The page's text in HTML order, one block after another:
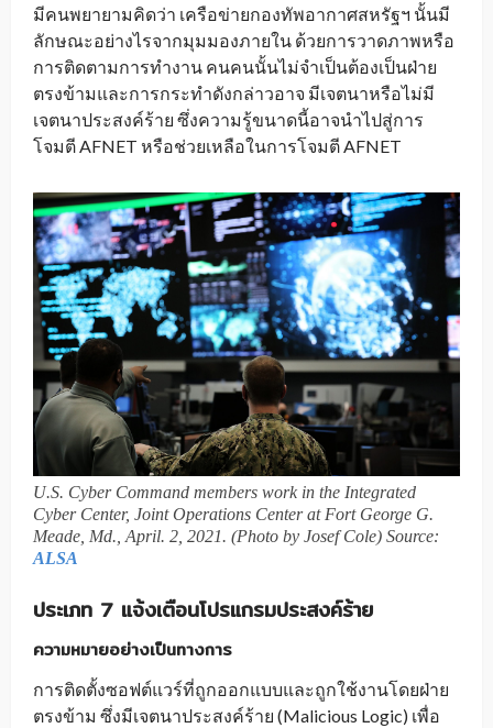
มีคนพยายามคิดว่า เครือข่ายกองทัพอากาศสหรัฐฯ นั้นมี
ลักษณะอย่างไรจากมุมมองภายใน ด้วยการวาดภาพหรือ
การติดตามการทำงาน คนคนนั้นไม่จำเป็นต้องเป็นฝ่าย
ตรงข้ามและการกระทำดังกล่าวอาจ มีเจตนาหรือไม่มี
เจตนาประสงค์ร้าย ซึ่งความรู้ขนาดนี้อาจนำไปสู่การ
โจมตี AFNET หรือช่วยเหลือในการโจมตี AFNET
U.S. Cyber Command members work in the Integrated
Cyber Center, Joint Operations Center at Fort George G.
Meade, Md., April. 2, 2021. (Photo by Josef Cole) Source:
ALSA
ประเภท 7 แจ้งเตือนโปรแกรมประสงค์ร้าย
ความหมายอย่างเป็นทางการ
การติดตั้งซอฟต์แวร์ที่ถูกออกแบบและถูกใช้งานโดยฝ่าย
ตรงข้าม ซึ่งมีเจตนาประสงค์ร้าย (Malicious Logic) เพื่อ